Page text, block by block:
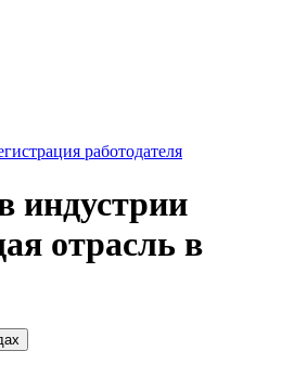
работодателя
индустрии
отрасль в